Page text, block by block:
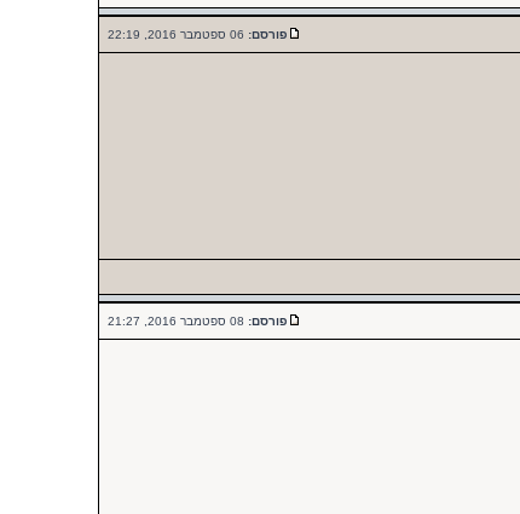
פורסם:
פורסם: